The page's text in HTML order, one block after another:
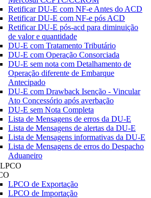
Retificar DU-E com NF-e Antes do ACD
Retificar DU-E com NF-e pós ACD
Retificar DU-E pós-acd para diminuição
de valor e quantidade
DU-E com Tratamento Tributário
DU-E com Operação Consorciada
DU-E sem nota com Detalhamento de
Operação diferente de Embarque
Antecipado
DU-E com Drawback Isenção - Vincular
Ato Concessório após averbação
DU-E sem Nota Completa
Lista de Mensagens de erros da DU-E
Lista de Mensagens de alertas da DU-E
Lista de Mensagens informativas da DU-E
Lista de Mensagens de erros do Despacho
Aduaneiro
LPCO
LPCO de Exportação
LPCO de Importação